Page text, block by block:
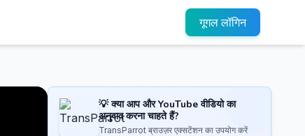
गूगल लॉगिन
💡 क्या आप और YouTube वीडियो का
अनुवाद करना चाहते हैं?
TransParrot ब्राउज़र एक्सटेंशन का उपयोग करें